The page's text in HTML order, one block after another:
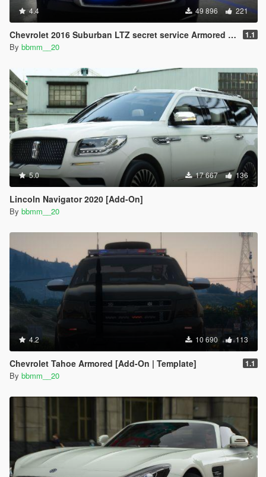
4.4 49 896 221
Chevrolet 2016 Suburban LTZ secret service Armored [Add-On] 1.1
By bbmm__20
5.0 17 667 136
Lincoln Navigator 2020 [Add-On]
By bbmm__20
4.2 10 690 113
Chevrolet Tahoe Armored [Add-On | Template] 1.1
By bbmm__20